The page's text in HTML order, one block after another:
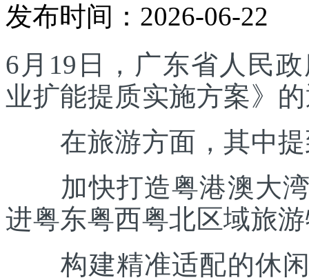
发布时间：2026-06-22
6月19日，广东省人民
业扩能提质实施方案》
在旅游方面，其中提
加快打造粤港澳大湾
进粤东粤西粤北区域旅
构建精准适配的休闲